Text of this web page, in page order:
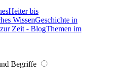
Heiter bis
WissenGeschichte in
Zeit - BlogThemen im
Begriffe